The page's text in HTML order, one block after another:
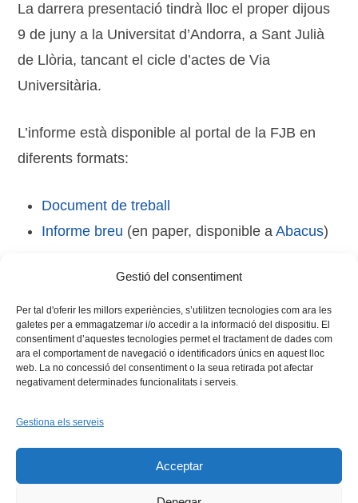
Gestió del consentiment
Per tal d'oferir les millors experiències, s’utilitzen tecnologies com ara les
galetes per a emmagatzemar i/o accedir a la informació del dispositiu. El
consentiment d’aquestes tecnologies permet el tractament de dades com
ara el comportament de navegació o identificadors únics en aquest lloc
web. La no concessió del consentiment o la seua retirada pot afectar
negativament determinades funcionalitats i serveis.
Gestiona els serveis
Acceptar
La darrera presentació tindrà lloc el proper dijous
9 de juny a la Universitat d’Andorra, a Sant Julià
de Llòria, tancant el cicle d’actes de Via
Universitària.
L’informe està disponible al portal de la FJB en
diferents formats:
Document de treball
Informe breu (en paper, disponible aAbacus)
,enquesta, uib,universitat
Instagram
Flickr
INICI QUI SOM
PROGRAMES
DESENVOLUPAMENT SOSTENIBLE